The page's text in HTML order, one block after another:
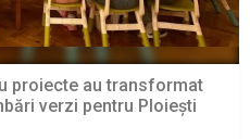
proiecte au transformat
verzi pentru Ploiești